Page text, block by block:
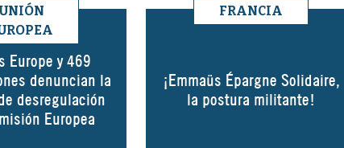
Europe y 469
denuncian la
desregulación
Europea
FRANCIA
¡Emmaüs Épargne Solidaire,
la postura militante!